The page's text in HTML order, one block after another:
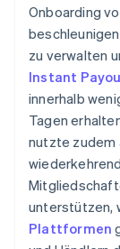
Onboarding
zu verwalten
Instant
innerhalb
Tagen
nutzte zudem
unterstützen,
Plattformen